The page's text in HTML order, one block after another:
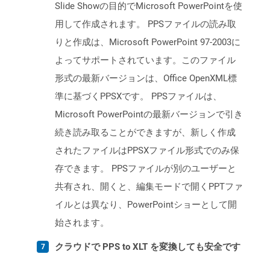
Slide Showの目的でMicrosoft PowerPointを使
用して作成されます。 PPSファイルの読み取
りと作成は、Microsoft PowerPoint 97-2003に
よってサポートされています。このファイル
形式の最新バージョンは、Office OpenXML標
準に基づくPPSXです。 PPSファイルは、
Microsoft PowerPointの最新バージョンで引き
続き読み取ることができますが、新しく作成
されたファイルはPPSXファイル形式でのみ保
存できます。 PPSファイルが別のユーザーと
共有され、開くと、編集モードで開くPPTファ
イルとは異なり、PowerPointショーとして開
始されます。
クラウドで PPS to XLT を変換しても安全です